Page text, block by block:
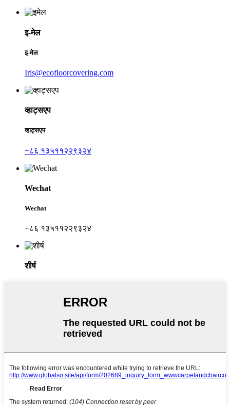
इ-मेल
इ-मेल
Iris@ecofloorcovering.com
व्हाट्सएप
व्हाट्सएप
+८६ १३५११२२९३२४
Wechat
Wechat
+८६ १३५११२२९३२४
शीर्ष